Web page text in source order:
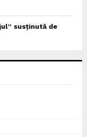
susținută de